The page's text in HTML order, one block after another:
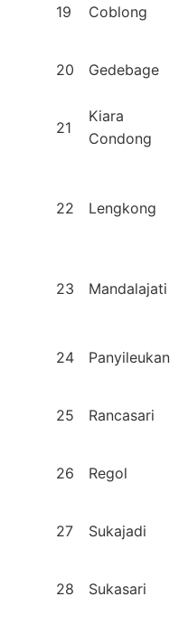
19 Coblong
20
Gedebage
21
Kiara
Condong
22 Lengkong
23 Mandalajati
24 Panyileukan
25 Rancasari
26 Regol
27 Sukajadi
28 Sukasari